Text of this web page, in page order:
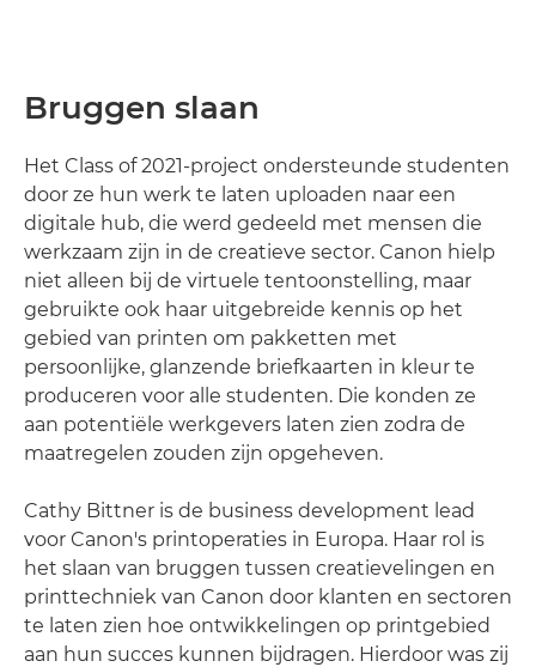
Bruggen slaan
Het Class of 2021-project ondersteunde studenten
door ze hun werk te laten uploaden naar een
digitale hub, die werd gedeeld met mensen die
werkzaam zijn in de creatieve sector. Canon hielp
niet alleen bij de virtuele tentoonstelling, maar
gebruikte ook haar uitgebreide kennis op het
gebied van printen om pakketten met
persoonlijke, glanzende briefkaarten in kleur te
produceren voor alle studenten. Die konden ze
aan potentiële werkgevers laten zien zodra de
maatregelen zouden zijn opgeheven.
Cathy Bittner is de business development lead
voor Canon's printoperaties in Europa. Haar rol is
het slaan van bruggen tussen creatievelingen en
printtechniek van Canon door klanten en sectoren
te laten zien hoe ontwikkelingen op printgebied
aan hun succes kunnen bijdragen. Hierdoor was zij